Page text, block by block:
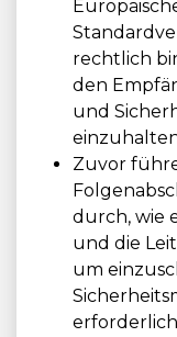
rechtlich
den
und
Zuvor
durch, wie
und die
um
erforderlich